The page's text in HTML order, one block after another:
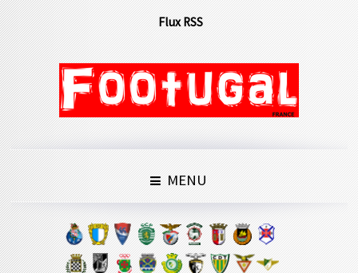
Flux RSS
MENU